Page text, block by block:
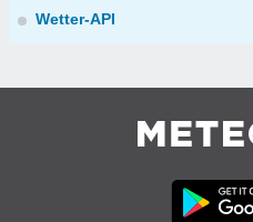
Wetter-API